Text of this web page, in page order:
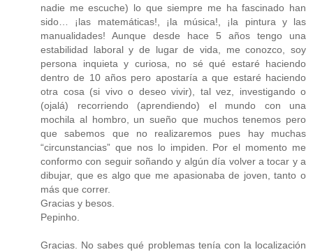
nadie me escuche) lo que siempre me ha fascinado han
sido… ¡las matemáticas!, ¡la música!, ¡la pintura y las
manualidades! Aunque desde hace 5 años tengo una
estabilidad laboral y de lugar de vida, me conozco, soy
persona inquieta y curiosa, no sé qué estaré haciendo
dentro de 10 años pero apostaría a que estaré haciendo
otra cosa (si vivo o deseo vivir), tal vez, investigando o
(ojalá) recorriendo (aprendiendo) el mundo con una
mochila al hombro, un sueño que muchos tenemos pero
que sabemos que no realizaremos pues hay muchas
“circunstancias” que nos lo impiden. Por el momento me
conformo con seguir soñando y algún día volver a tocar y a
dibujar, que es algo que me apasionaba de joven, tanto o
más que correr.
Gracias y besos.
Pepinho.
Gracias. No sabes qué problemas tenía con la localización